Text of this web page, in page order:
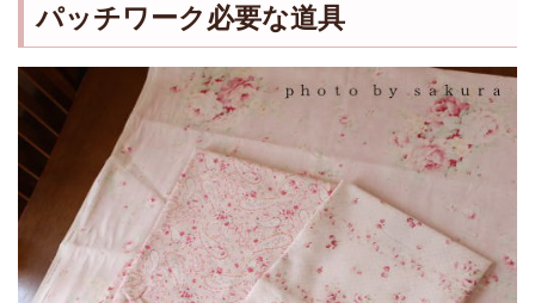
パッチワーク必要な道具